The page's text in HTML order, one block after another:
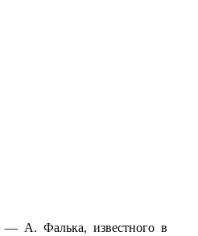
— А. Фалька, известного в